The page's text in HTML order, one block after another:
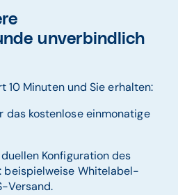
unverbindlich
10 Minuten und Sie erhalten:
das kostenlose einmonatige
Konfiguration des
beispielweise Whitelabel-
Versand.